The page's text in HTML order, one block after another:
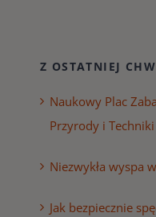
Z OSTATNIEJ
Naukowy Plac
Przyrody i
Niezwykła wyspa
Jak bezpiecznie